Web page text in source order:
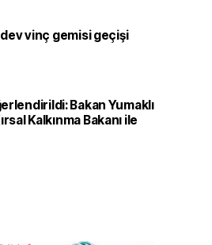
dev vinç gemisi geçişi
Bakan Yumaklı
Kalkınma Bakanı ile